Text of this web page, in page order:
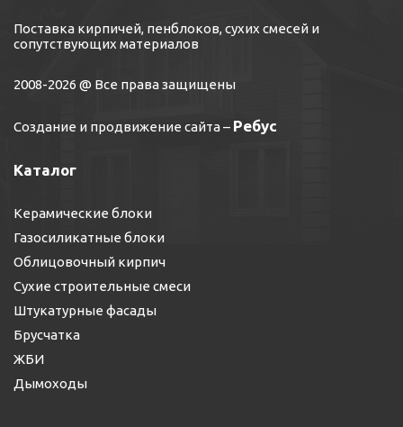
Поставка кирпичей, пенблоков, сухих смесей и
сопутствующих материалов
2008-2026 @ Все права защищены
Создание и продвижение сайта– Ребус
Каталог
Керамические блоки
Газосиликатные блоки
Облицовочный кирпич
Сухие строительные смеси
Штукатурные фасады
Брусчатка
ЖБИ
Дымоходы